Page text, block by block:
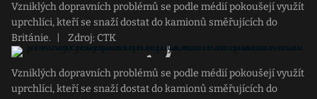
Vzniklých dopravních problémů se podle médií pokoušejí využít
uprchlíci, kteří se snaží dostat do kamionů směřujících do
Británie.
Zdroj: CTK
Vzniklých dopravních problémů se podle médií pokoušejí využít
uprchlíci, kteří se snaží dostat do kamionů směřujících do